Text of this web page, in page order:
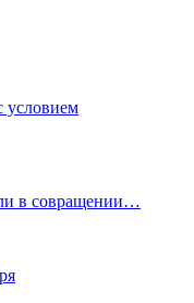
условием
в совращении…